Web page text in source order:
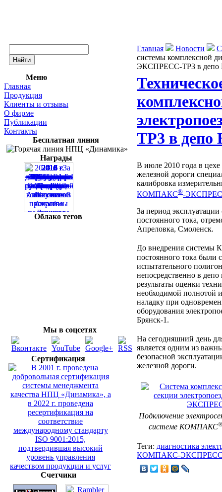
Меню
Главная
Продукция
Клиенты и отзывы
О фирме
Публикации
Контакты
Бесплатная линия
Награды
Облако тегов
Мы в соцсетях
Сертификация
Счетчики
Главная Новости
системы комплексной
ЭКСПРЕСС-ТР3 в депо
ТР3 в депо
В июле 2010 года в цехе
железной дороги
калибровка
КОМПАКС®-
За период
постоянного тока,
Апреловка, Смоленск.
До внедрения
постоянного тока были
испытательного
непосредственно в
результаты оценки
необходимой полнотой
наладку при
оборудования
Брянск-1.
На сегодняшний день
является одним из
безопасной
железной дороги.
Подключение
системе КОМПАКС
Теги: диагностика
КОМПАКС-